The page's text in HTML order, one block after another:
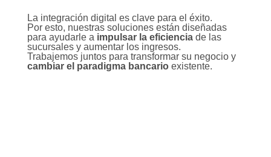
La integración digital es clave para el éxito.
Por esto, nuestras soluciones están diseñadas
para ayudarle a impulsar la eficienciade las
sucursales y aumentar los ingresos.
Trabajemos juntos para transformar su negocio y
cambiar el paradigma bancarioexistente.